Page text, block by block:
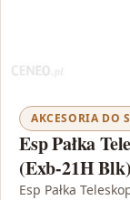
AKCESORIA DO
Esp Pałka
(Exb-21H Blk)
Esp Pałka